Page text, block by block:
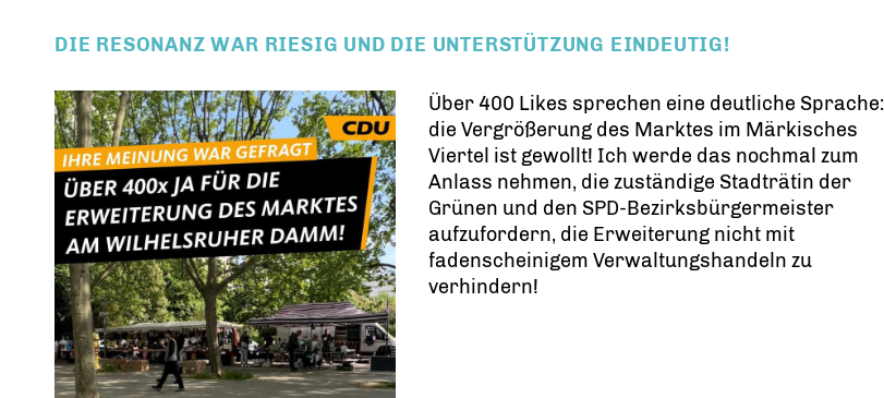
DIE RESONANZ WAR RIESIG UND DIE UNTERSTÜTZUNG EINDEUTIG!
Über 400 Likes sprechen eine deutliche Sprache:
die Vergrößerung des Marktes im Märkisches
Viertel ist gewollt! Ich werde das nochmal zum
Anlass nehmen, die zuständige Stadträtin der
Grünen und den SPD-Bezirksbürgermeister
aufzufordern, die Erweiterung nicht mit
fadenscheinigem Verwaltungshandeln zu
verhindern!